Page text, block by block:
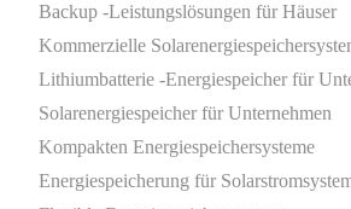
Backup -Leistungslösungen für Häuser
Kommerzielle
Lithiumbatterie -Energiespeicher für
Solarenergiespeicher für Unternehmen
Kompakten Energiespeichersysteme
Energiespeicherung für